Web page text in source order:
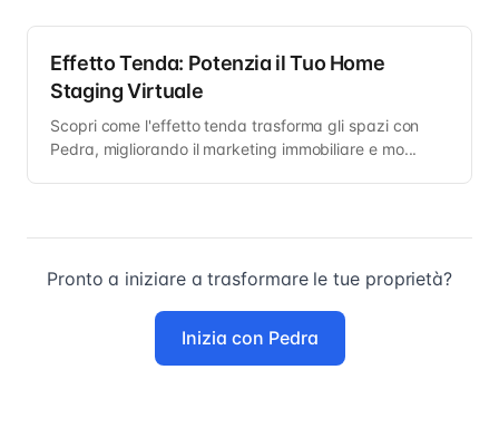
Effetto Tenda: Potenzia il Tuo Home
Staging Virtuale
Scopri come l'effetto tenda trasforma gli spazi con
Pedra, migliorando il marketing immobiliare e mo...
Pronto a iniziare a trasformare le tue proprietà?
Inizia con Pedra